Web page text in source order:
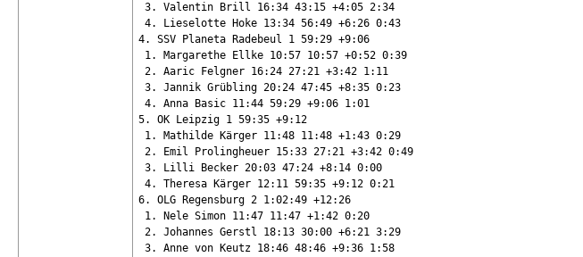
3. Valentin Brill 16:34 43:15 +4:05 2:34
4. Lieselotte Hoke 13:34 56:49 +6:26 0:43
4. SSV Planeta Radebeul 1 59:29 +9:06
1. Margarethe Ellke 10:57 10:57 +0:52 0:39
2. Aaric Felgner 16:24 27:21 +3:42 1:11
3. Jannik Grübling 20:24 47:45 +8:35 0:23
4. Anna Basic 11:44 59:29 +9:06 1:01
5. OK Leipzig 1 59:35 +9:12
1. Mathilde Kärger 11:48 11:48 +1:43 0:29
2. Emil Prolingheuer 15:33 27:21 +3:42 0:49
3. Lilli Becker 20:03 47:24 +8:14 0:00
4. Theresa Kärger 12:11 59:35 +9:12 0:21
6. OLG Regensburg 2 1:02:49 +12:26
1. Nele Simon 11:47 11:47 +1:42 0:20
2. Johannes Gerstl 18:13 30:00 +6:21 3:29
3. Anne von Keutz 18:46 48:46 +9:36 1:58